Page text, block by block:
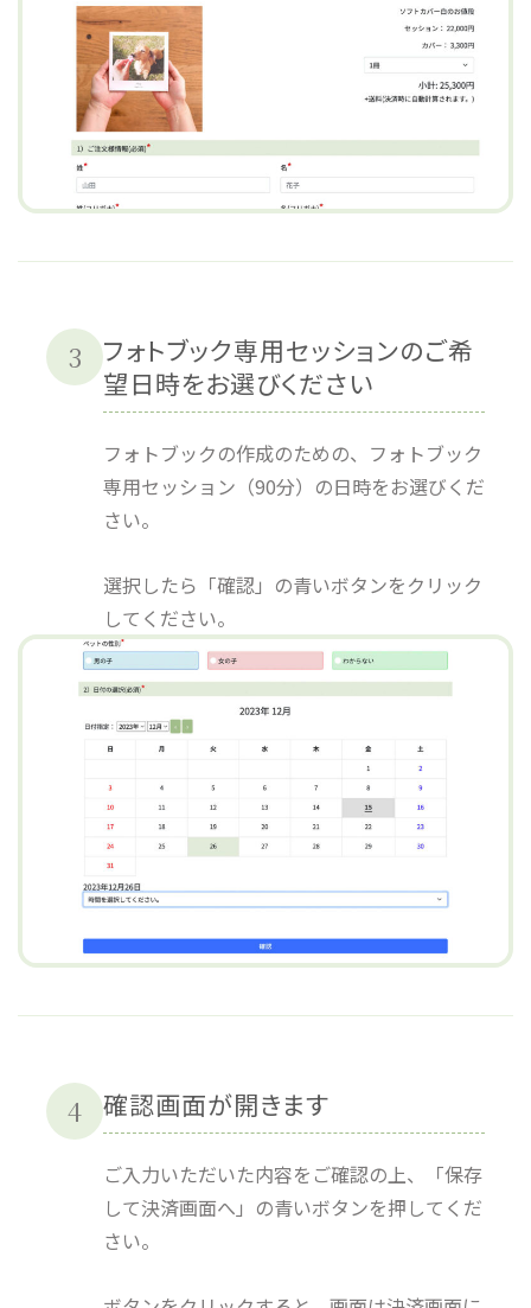
3
フォトブック専用セッションのご希
望日時をお選びください
フォトブックの作成のための、フォトブック
専用セッション（90分）の日時をお選びくだ
さい。
選択したら「確認」の青いボタンをクリック
してください。
4 確認画面が開きます
ご入力いただいた内容をご確認の上、「保存
して決済画面へ」の青いボタンを押してくだ
さい。